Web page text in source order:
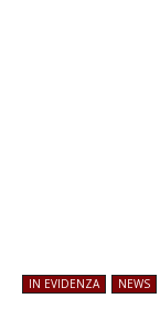
IN EVIDENZA NEWS